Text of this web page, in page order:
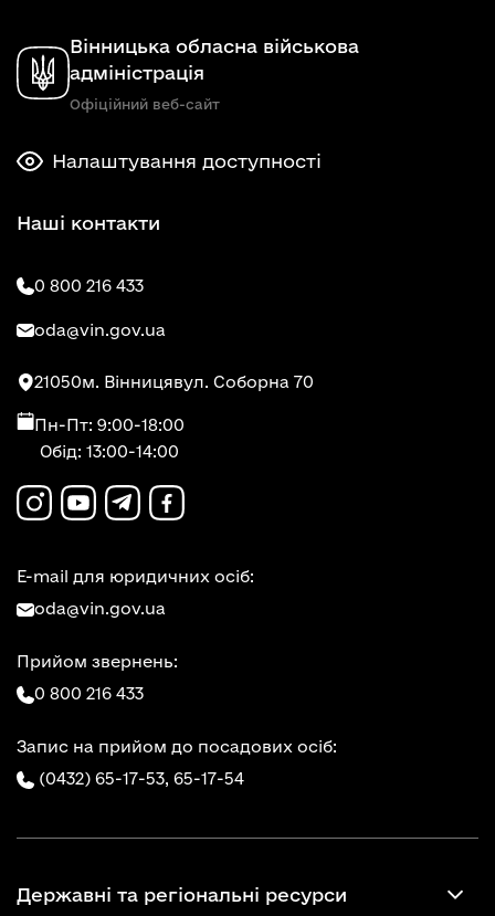
Вінницька обласна військова
адміністрація
Офіційний веб-сайт
Налаштування доступності
Наші контакти
0 800 216 433
oda@vin.gov.ua
21050м. Вінницявул. Соборна 70
Пн-Пт: 9:00-18:00
Обід: 13:00-14:00
E-mail для юридичних осіб:
oda@vin.gov.ua
Прийом звернень:
0 800 216 433
Запис на прийом до посадових осіб:
(0432) 65-17-53, 65-17-54
Державні та регіональні ресурси